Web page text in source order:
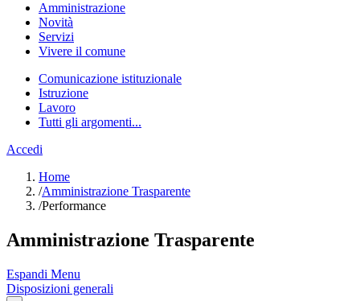
Amministrazione
Novità
Servizi
Vivere il comune
Comunicazione istituzionale
Istruzione
Lavoro
Tutti gli argomenti...
Accedi
Home
/Amministrazione Trasparente
/Performance
Amministrazione Trasparente
Espandi Menu
Disposizioni generali